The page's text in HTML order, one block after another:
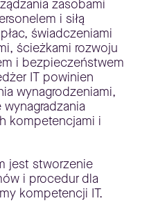
zasobami
i siłą
świadczeniami
ścieżkami rozwoju
i bezpieczeństwem
IT powinien
wynagrodzeniami,
kompetencjami i
jest stworzenie
i procedur dla
kompetencji IT.